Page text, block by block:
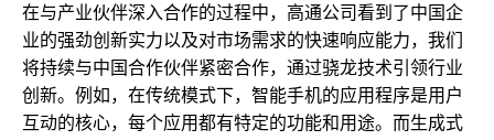
在与产业伙伴深入合作的过程中，高通公司看到了中国企
业的强劲创新实力以及对市场需求的快速响应能力，我们
将持续与中国合作伙伴紧密合作，通过骁龙技术引领行业
创新。例如，在传统模式下，智能手机的应用程序是用户
互动的核心，每个应用都有特定的功能和用途。而生成式